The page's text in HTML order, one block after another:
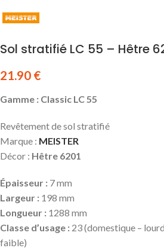
Sol stratifié LC 55 – Hêtre
21.90 €
Gamme : Classic LC 55
Revêtement de sol stratifié
Marque : MEISTER
Décor : Hêtre 6201
Épaisseur : 7 mm
Largeur : 198 mm
Longueur : 1288 mm
Classe d’usage : 23 (domestique –
faible)